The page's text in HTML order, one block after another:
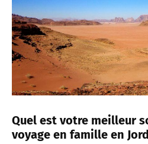
Quel est votre meilleur
voyage en famille en